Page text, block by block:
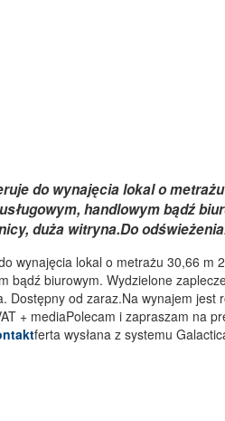
do wynajęcia lokal o
handlowym bądź
duża witryna.Do
wynajęcia lokal o metrażu 30,66 m
bądź biurowym. Wydzielone
Dostępny od zaraz.Na wynajem
+ mediaPolecam i zapraszam na
ferta wysłana z systemu